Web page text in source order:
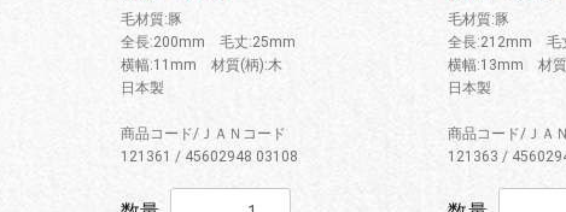
毛材質:豚
全長:200mm 毛丈:25mm
横幅:11mm 材質(柄):木
日本製
商品コード/ＪＡＮコード
121361 / 45602948 03108
毛材質:豚
全長:212mm 毛
横幅:13mm 材
日本製
商品コード/ＪＡ
121363 /